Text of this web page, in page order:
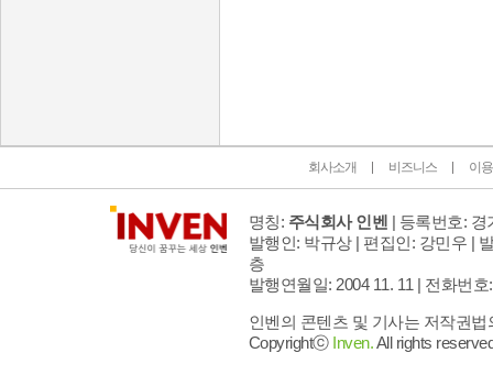
회사소개 비즈니스 이
명칭: 주식회사 인벤 | 등록번호: 경
발행인: 박규상 | 편집인: 강민우 |
층
발행연월일: 2004 11. 11 | 전화번호
인벤의 콘텐츠 및 기사는 저작권
Copyrightⓒ Inven.All rights